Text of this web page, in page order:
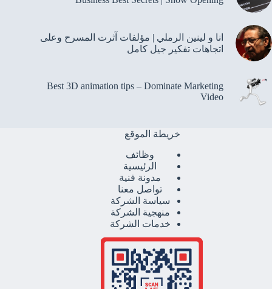
انا و لينين الرملي | مؤلفات آثرت المسرح وعلى
اتجاهات تفكير جيل كامل
Best 3D animation tips – Dominate Marketing
Video
خريطة الموقع
وظائف
الرئيسية
مدونة فنية
تواصل معنا
سياسة الشركة
منهجية الشركة
خدمات الشركة